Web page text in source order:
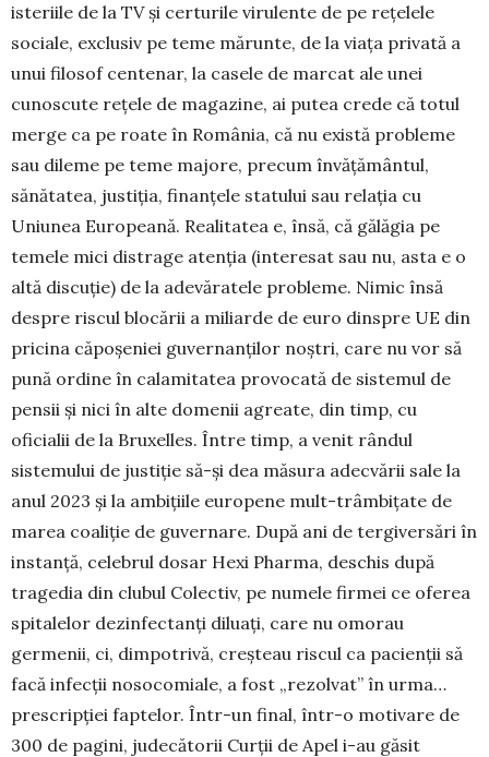
is­te­riile de la TV și certurile viru­lente de pe rețelele
sociale, exclusiv pe teme mă­runte, de la viața privată a
unui filosof cen­te­nar, la casele de marcat ale unei
cunoscute rețele de magazine, ai putea crede că totul
mer­ge ca pe roate în România, că nu există pro­ble­me
sau dileme pe teme majore, precum învăță­mântul,
sănătatea, justiția, finanțele statului sau re­lația cu
Uniunea Europeană. Realitatea e, însă, că gălăgia pe
temele mici distrage atenția (interesat sau nu, asta e o
altă discuție) de la ade­văratele probleme. Nimic însă
despre riscul blocării a miliarde de euro dinspre UE din
pri­cina că­poșeniei guvernanților noștri, care nu vor să
pu­nă ordine în calamitatea provocată de sis­te­mul de
pensii și nici în alte domenii agre­ate, din timp, cu
oficialii de la Bruxelles. Între timp, a venit rândul
sistemului de justiție să-și dea măsura adecvării sale la
anul 2023 și la am­bițiile europene mult-trâm­bițate de
marea coaliție de guvernare. După ani de tergiversări în
instanță, celebrul dosar Hexi Pharma, des­chis după
tragedia din clubul Co­lectiv, pe nu­me­le firmei ce oferea
spitalelor dezinfectanți di­luați, care nu omorau
germenii, ci, dimpo­tri­vă, creșteau riscul ca pacienții să
facă infecții no­socomiale, a fost „rezolvat” în urma…
pre­scrip­ției faptelor. Într-un final, într-o motivare de
300 de pagini, judecătorii Curții de Apel i-au găsit